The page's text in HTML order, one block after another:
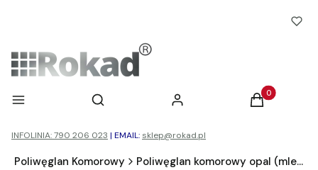
Menu Otwórz wyszukiwarkę
Szukaj Zaloguj się Produkty w
Koszyk
INFOLINIA: 790 206 023 | EMAIL: sklep@rokad.pl
Poliwęglan Komorowy Poliwęglan komorowy opal (mleczny)